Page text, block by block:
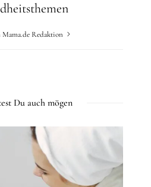
Mama.de Redaktion
Du auch mögen